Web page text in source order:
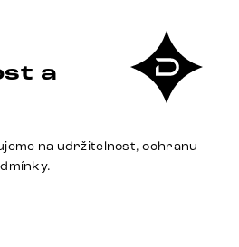
a
na udržitelnost, ochranu